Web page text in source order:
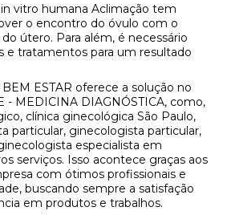
vitro humana Aclimação tem
o encontro do óvulo com o
útero. Para além, é necessário
e tratamentos para um resultado
ESTAR oferece a solução no
- MEDICINA DIAGNÓSTICA, como,
clínica ginecológica São Paulo,
particular, ginecologista particular,
especialista em
serviços. Isso acontece graças aos
com ótimos profissionais e
buscando sempre a satisfação
em produtos e trabalhos.